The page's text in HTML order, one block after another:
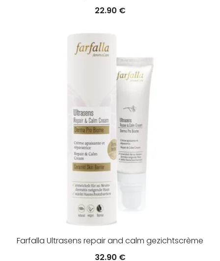
22.90 €
Farfalla Ultrasens repair and calm gezichtscrème
32.90 €